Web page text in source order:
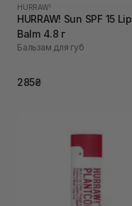
HURRAW!
HURRAW! Sun SPF 15 Lip
Balm 4.8 г
Бальзам для губ
285₴